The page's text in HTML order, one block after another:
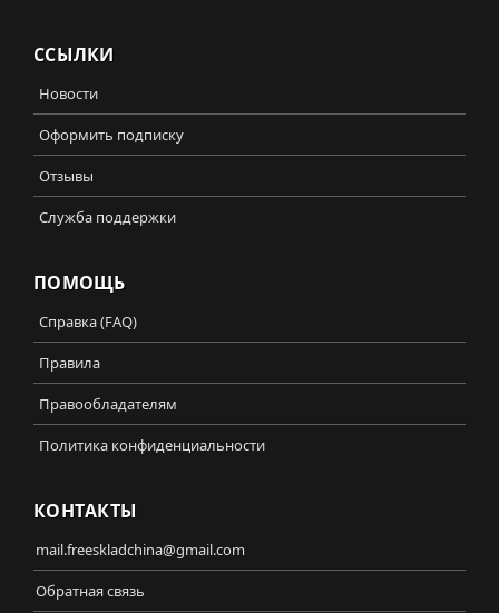
ССЫЛКИ
Новости
Оформить подписку
Отзывы
Служба поддержки
ПОМОЩЬ
Справка (FAQ)
Правила
Правообладателям
Политика конфиденциальности
КОНТАКТЫ
mail.freeskladchina@gmail.com
Обратная связь